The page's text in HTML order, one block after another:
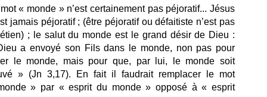
« monde » n’est certainement pas péjoratif... Jésus
jamais péjoratif ; (être péjoratif ou défaitiste n’est pas
; le salut du monde est le grand désir de Dieu :
a envoyé son Fils dans le monde, non pas pour
le monde, mais pour que, par lui, le monde soit
» (Jn 3,17). En fait il faudrait remplacer le mot
» par « esprit du monde » opposé à « esprit